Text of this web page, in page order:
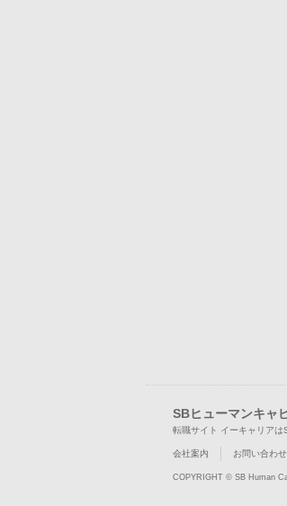
SBヒューマンキャ
転職サイト イーキャリアは
会社案内 お問い合わせ
COPYRIGHT © SB Human